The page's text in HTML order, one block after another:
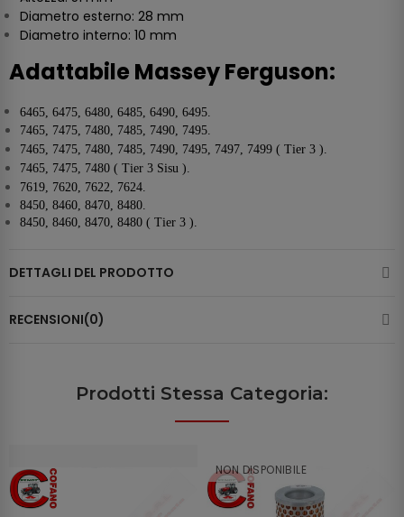
Diametro esterno: 28 mm
Diametro interno: 10 mm
Adattabile Massey Ferguson:
6465, 6475, 6480, 6485, 6490, 6495.
7465, 7475, 7480, 7485, 7490, 7495.
7465, 7475, 7480, 7485, 7490, 7495, 7497, 7499 ( Tier 3 ).
7465, 7475, 7480 ( Tier 3 Sisu ).
7619, 7620, 7622, 7624.
8450, 8460, 8470, 8480.
8450, 8460, 8470, 8480 ( Tier 3 ).
DETTAGLI DEL PRODOTTO
RECENSIONI(0)
Prodotti Stessa Categoria:
NON DISPONIBILE